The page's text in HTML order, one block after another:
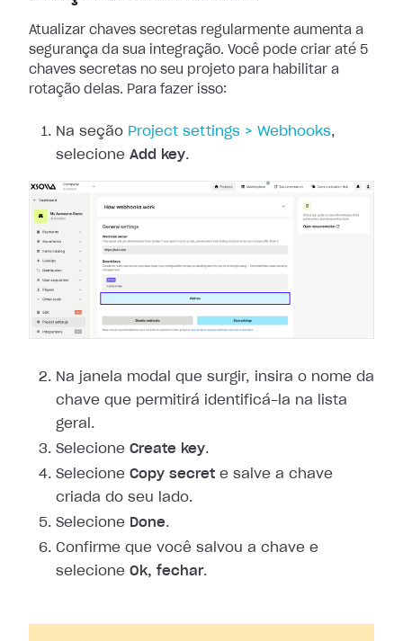
Atualizar chaves secretas regularmente aumenta a
segurança da sua integração. Você pode criar até 5
chaves secretas no seu projeto para habilitar a
rotação delas. Para fazer isso:
Na seção Project settings > Webhooks,
selecione Add key.
Na janela modal que surgir, insira o nome da
chave que permitirá identificá-la na lista
geral.
Selecione Create key.
Selecione Copy secret e salve a chave
criada do seu lado.
Selecione Done.
Confirme que você salvou a chave e
selecione Ok, fechar.